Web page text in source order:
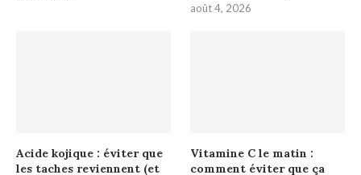
août 4, 2026
Acide kojique : éviter que
les taches reviennent (et
Vitamine C le matin :
comment éviter que ça